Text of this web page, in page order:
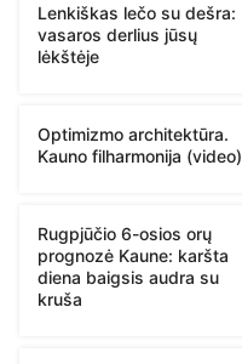
Lenkiškas lečo su dešra:
vasaros derlius jūsų
lėkštėje
Optimizmo architektūra.
Kauno filharmonija (video)
Rugpjūčio 6-osios orų
prognozė Kaune: karšta
diena baigsis audra su
kruša